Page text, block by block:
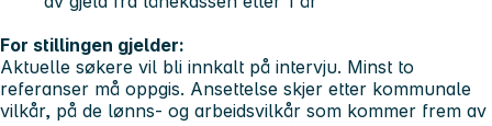
For stillingen gjelder:
Aktuelle søkere vil bli innkalt på intervju. Minst to
referanser må oppgis. Ansettelse skjer etter kommunale
vilkår, på de lønns- og arbeidsvilkår som kommer frem av